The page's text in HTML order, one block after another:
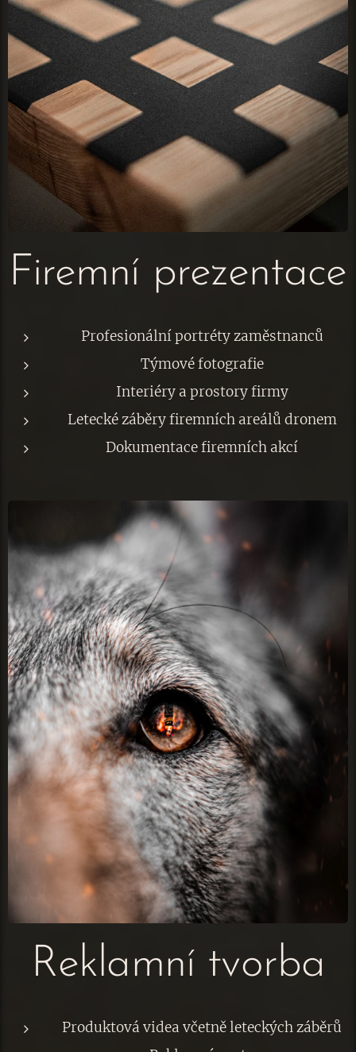
Firemní prezentace
Profesionální portréty zaměstnanců
Týmové fotografie
Interiéry a prostory firmy
Letecké záběry firemních areálů dronem
Dokumentace firemních akcí
Reklamní tvorba
Produktová videa včetně leteckých záběrů